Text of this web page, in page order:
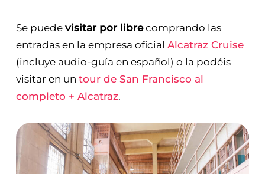
Se puede visitar por librecomprando las
entradas en la empresa oficial Alcatraz Cruise
(incluye audio-guía en español) o la podéis
visitar en un tour de San Francisco al
completo + Alcatraz.